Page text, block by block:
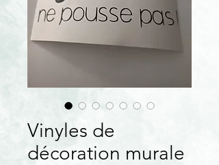
Vinyles de
décoration murale